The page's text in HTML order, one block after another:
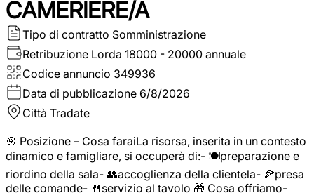
CAMERIERE/A
Tipo di contratto Somministrazione
Retribuzione Lorda 18000 - 20000 annuale
Codice annuncio 349936
Data di pubblicazione 6/8/2026
Città Tradate
🎯 Posizione – Cosa faraiLa risorsa, inserita in un contesto
dinamico e famigliare, si occuperà di:- 🍽️preparazione e
riordino della sala- 👥accoglienza della clientela- 🍕presa
delle comande- 🍴servizio al tavolo 🎁 Cosa offriamo-